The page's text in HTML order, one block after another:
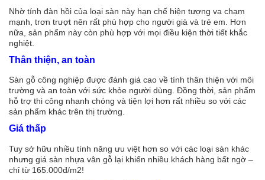
Nhờ tính đàn hồi của loại sàn này hạn chế hiện tượng va chạm
mạnh, trơn trượt nên rất phù hợp cho người già và trẻ em. Hơn
nữa, sản phẩm này còn phù hợp với mọi điều kiện thời tiết khắc
nghiệt.
Thân thiện, an toàn
Sàn gỗ công nghiệp được đánh giá cao về tính thân thiện với môi
trường và an toàn với sức khỏe người dùng. Đồng thời, sản phẩm
hỗ trợ thi công nhanh chóng và tiện lợi hơn rất nhiều so với các
sản phẩm khác trên thị trường.
Giá thấp
Tuy sở hữu nhiều tính năng ưu việt hơn so với các loại sàn khác
nhưng giá sàn nhựa vân gỗ lại khiến nhiều khách hàng bất ngờ –
chỉ từ 165.000đ/m2!